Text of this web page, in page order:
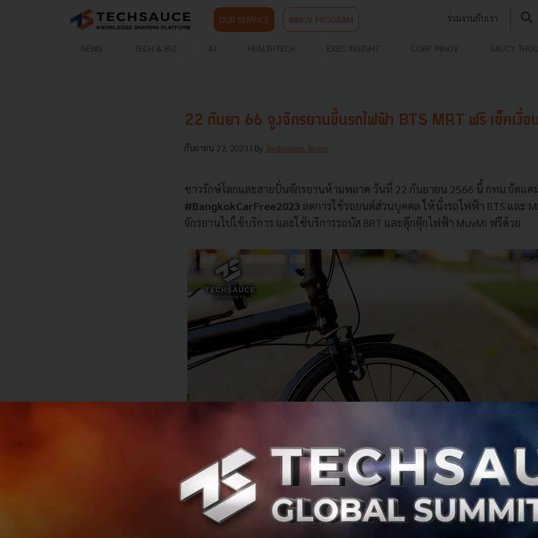
OUR SERVICE INNOV PROGRAM ร่วมงานกับเรา
NEWS TECH & BIZ AI HEALTHTECH EXEC INSIGHT CORP INNOV SAUCY
22 กันยา 66 จูงจักรยานขึ้นรถไฟฟ้า BTS MRT ฟรี เช็คเงื่อ
กันยายน 22, 2023 | By Techsauce Team
ชาวรักษ์โลกและสายปั่นจักรยานห้ามพลาด วันที่ 22 กันยายน 2566 นี้ กทม.จัดแค
#BangkokCarFree2023 ลดการใช้รถยนต์ส่วนบุคคล ให้นั่งรถไฟฟ้า BTS และ
จักรยานไปใช้บริการ และใช้บริการรถบัส BRT และตุ๊กตุ๊กไฟฟ้า MuvMi ฟรีด้วย